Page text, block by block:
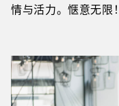
情与活力。惬意无限！